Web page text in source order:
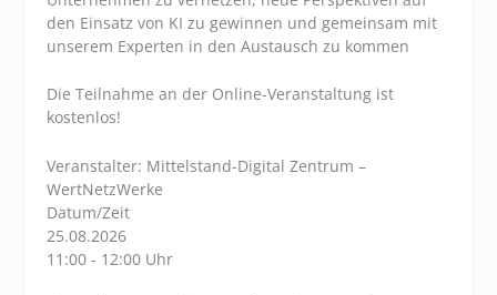
den Einsatz von KI zu gewinnen und gemeinsam mit
unserem Experten in den Austausch zu kommen
Die Teilnahme an der Online-Veranstaltung ist
kostenlos!
Veranstalter: Mittelstand-Digital Zentrum –
WertNetzWerke
Datum/Zeit
25.08.2026
11:00 - 12:00 Uhr